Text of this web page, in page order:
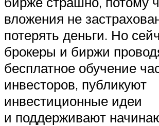
вложения не
потерять деньги. Но
брокеры и биржи
бесплатное обучение
инвесторов, публикуют
инвестиционные идеи
и поддерживают